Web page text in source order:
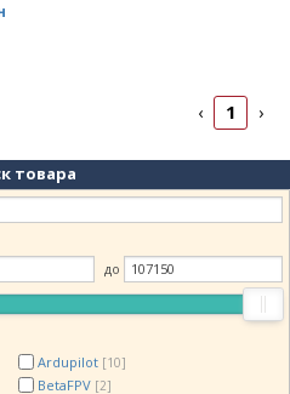
‹ 1 ›
товара
до
Ardupilot [10]
BetaFPV [2]